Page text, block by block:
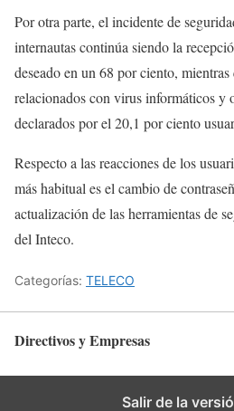
Por otra parte, el incidente de
internautas continúa siendo la
deseado en un 68 por ciento,
relacionados con virus informáticos y
declarados por el 20,1 por ciento
Respecto a las reacciones de los
más habitual es el cambio de
actualización de las herramientas de
del Inteco.
Categorías: TELECO
Directivos y Empresas
Salir de la